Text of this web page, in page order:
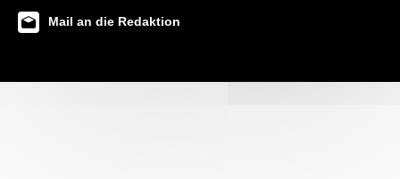
Mail an die Redaktion